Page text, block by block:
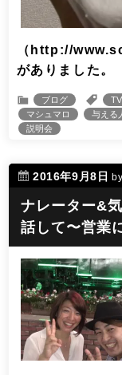
（http://
がありました
ブログ TV
マシュマロ
与える
説明会
2016年9月8日 by
ナレーター&
話して〜営業